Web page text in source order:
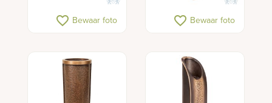
favorite_border Bewaar foto favorite_border Bewaar foto